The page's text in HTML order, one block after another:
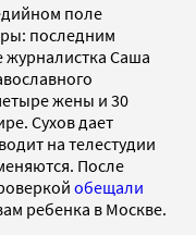
поле
последним
журналистка Саша
жены и 30
Сухов дает
на телестудии
После
обещали
ребенка в Москве.